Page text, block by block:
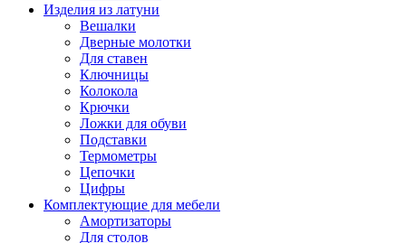
Изделия из латуни
Вешалки
Дверные молотки
Для ставен
Ключницы
Колокола
Крючки
Ложки для обуви
Подставки
Термометры
Цепочки
Цифры
Комплектующие для мебели
Амортизаторы
Для столов